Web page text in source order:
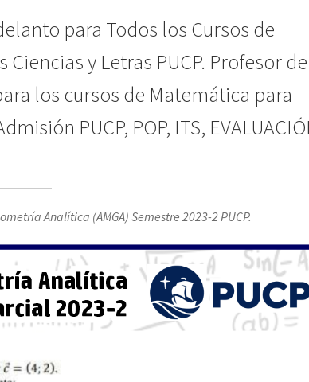
para Todos los Cursos de
y Letras PUCP. Profesor de
los cursos de Matemática para
PUCP, POP, ITS,
Analítica (AMGA) Semestre 2023-2 PUCP.